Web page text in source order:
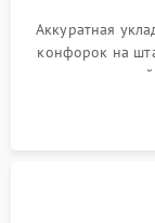
Аккуратная
конфорок на